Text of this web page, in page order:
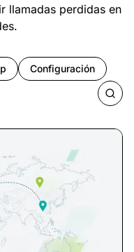
llamadas perdidas en
Configuración